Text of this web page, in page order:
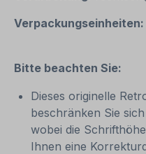
Verpackungseinheiten:
Bitte beachten Sie:
Dieses originelle
beschränken Sie
wobei die
Ihnen eine